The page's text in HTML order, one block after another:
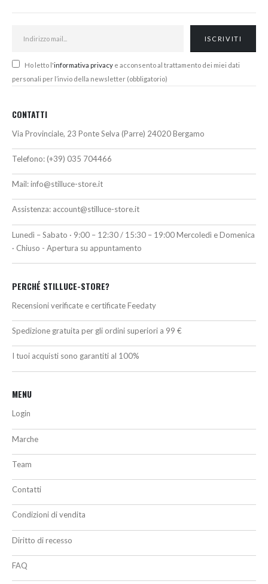
Ho letto l'informativa privacy e acconsento al trattamento dei miei dati
personali per l’invio della newsletter (obbligatorio)
CONTATTI
Via Provinciale, 23 Ponte Selva (Parre) 24020 Bergamo
Telefono: (+39) 035 704466
Mail:info@stilluce-store.it
Assistenza: account@stilluce-store.it
Lunedì – Sabato · 9:00 – 12:30 / 15:30 – 19:00 Mercoledì e Domenica
· Chiuso - Apertura su appuntamento
PERCHÉ STILLUCE-STORE?
Recensioni verificate e certificate Feedaty
Spedizione gratuita per gli ordini superiori a 99 €
I tuoi acquisti sono garantiti al 100%
MENU
Login
Marche
Team
Contatti
Condizioni di vendita
Diritto di recesso
FAQ